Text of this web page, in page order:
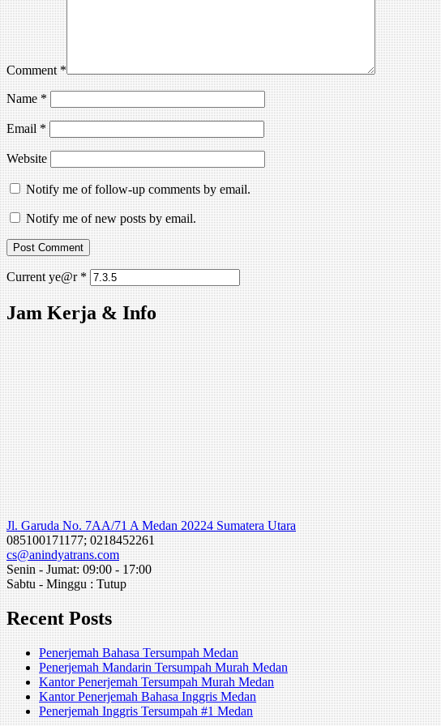
Comment*
Name*
Email*
Website
Notify me of follow-up comments by email.
Notify me of new posts by email.
Current ye@r*
Jam Kerja & Info
Jl. Garuda No. 7AA/71 A Medan 20224 Sumatera Utara
085100171177; 0218452261
cs@anindyatrans.com
Senin - Jumat: 09:00 - 17:00
Sabtu - Minggu : Tutup
Recent Posts
Penerjemah Bahasa Tersumpah Medan
Penerjemah Mandarin Tersumpah Murah Medan
Kantor Penerjemah Tersumpah Murah Medan
Kantor Penerjemah Bahasa Inggris Medan
Penerjemah Inggris Tersumpah #1 Medan